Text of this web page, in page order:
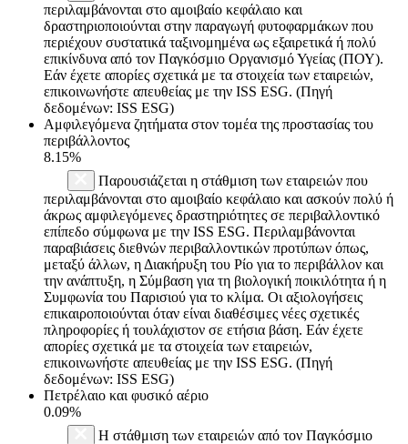
περιλαμβάνονται στο αμοιβαίο κεφάλαιο και
δραστηριοποιούνται στην παραγωγή φυτοφαρμάκων που
περιέχουν συστατικά ταξινομημένα ως εξαιρετικά ή πολύ
επικίνδυνα από τον Παγκόσμιο Οργανισμό Υγείας (ΠΟΥ).
Εάν έχετε απορίες σχετικά με τα στοιχεία των εταιρειών,
επικοινωνήστε απευθείας με την ISS ESG. (Πηγή
δεδομένων: ISS ESG)
Αμφιλεγόμενα ζητήματα στον τομέα της προστασίας του
περιβάλλοντος
8.15%
Παρουσιάζεται η στάθμιση των εταιρειών που
περιλαμβάνονται στο αμοιβαίο κεφάλαιο και ασκούν πολύ ή
άκρως αμφιλεγόμενες δραστηριότητες σε περιβαλλοντικό
επίπεδο σύμφωνα με την ISS ESG. Περιλαμβάνονται
παραβιάσεις διεθνών περιβαλλοντικών προτύπων όπως,
μεταξύ άλλων, η Διακήρυξη του Ρίο για το περιβάλλον και
την ανάπτυξη, η Σύμβαση για τη βιολογική ποικιλότητα ή η
Συμφωνία του Παρισιού για το κλίμα. Οι αξιολογήσεις
επικαιροποιούνται όταν είναι διαθέσιμες νέες σχετικές
πληροφορίες ή τουλάχιστον σε ετήσια βάση. Εάν έχετε
απορίες σχετικά με τα στοιχεία των εταιρειών,
επικοινωνήστε απευθείας με την ISS ESG. (Πηγή
δεδομένων: ISS ESG)
Πετρέλαιο και φυσικό αέριο
0.09%
Η στάθμιση των εταιρειών από τον Παγκόσμιο